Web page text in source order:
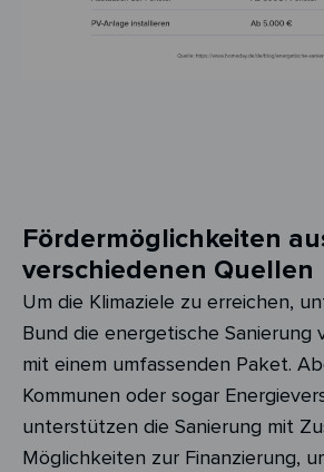
Fördermöglichkeiten
verschiedenen Quellen
Um die Klimaziele zu erreichen,
Bund die energetische Sanierung
mit einem umfassenden Paket.
Kommunen oder sogar
unterstützen die Sanierung mit
Möglichkeiten zur Finanzierung,